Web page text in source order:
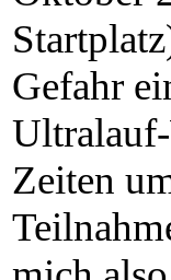
Gefahr
Zeiten